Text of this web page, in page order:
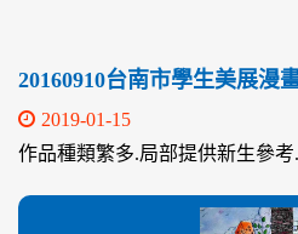
20160910台南市學生美展漫
2019-01-15
作品種類繁多.局部提供新生參